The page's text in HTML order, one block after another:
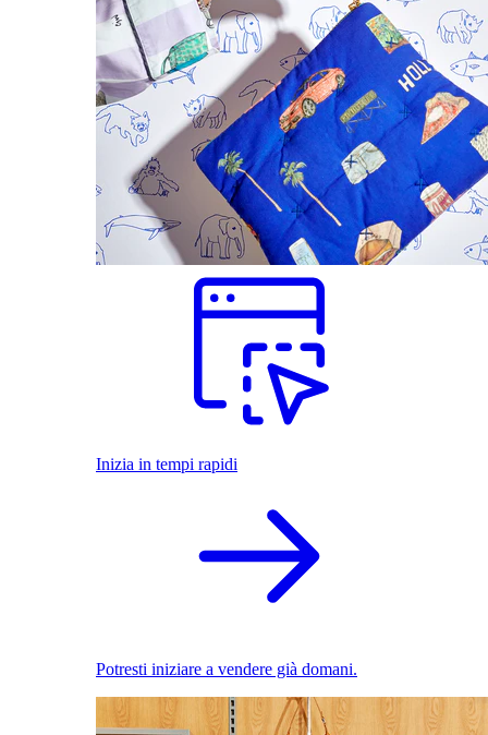
Inizia in tempi rapidi
Potresti iniziare a vendere già domani.